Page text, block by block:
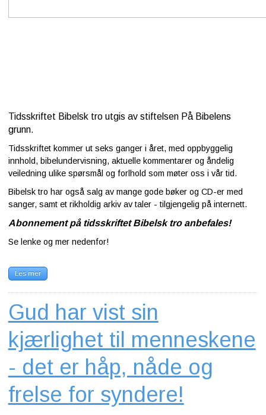
Tidsskriftet Bibelsk tro utgis av stiftelsen På Bibelens
grunn.
Tidsskriftet kommer ut seks ganger i året, med oppbyggelig
innhold, bibelundervisning, aktuelle kommentarer og åndelig
veiledning ulike spørsmål og forlhold som møter oss i vår tid.
Bibelsk tro har også salg av mange gode bøker og CD-er med
sanger, samt et rikholdig arkiv av taler - tilgjengelig på internett.
Abonnement på tidsskriftet Bibelsk tro anbefales!
Se lenke og mer nedenfor!
Les mer
Gud har vist sin
kjærlighet til menneskene
- det er håp, nåde og
frelse for syndere!